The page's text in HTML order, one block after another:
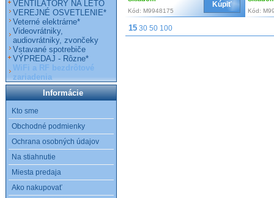
Kúpiť
Kód: M9948175 Kód:
15 30 50 100
VENTILÁTORY NA LETO
VEREJNÉ OSVETLENIE*
Veterné elektrárne*
Videovrátniky,
audiovrátniky, zvončeky
Vstavané spotrebiče
VÝPREDAJ - Rôzne*
WiFi a RF bezdrôtové
zariadenia
Informácie
Kto sme
Obchodné podmienky
Ochrana osobných údajov
Na stiahnutie
Miesta predaja
Ako nakupovať